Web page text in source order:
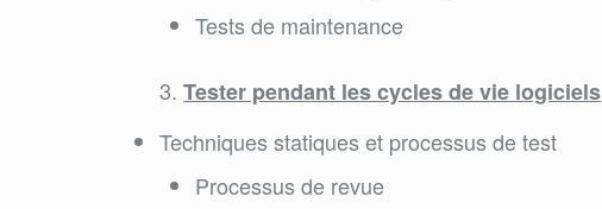
Tests de maintenance
Tester pendant les cycles de vie logiciels
Techniques statiques et processus de test
Processus de revue